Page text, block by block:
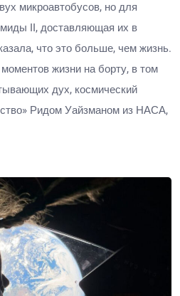
микроавтобусов, но для
II, доставляющая их в
что это больше, чем жизнь.
жизни на борту, в том
дух, космический
Ридом Уайзманом из НАСА,